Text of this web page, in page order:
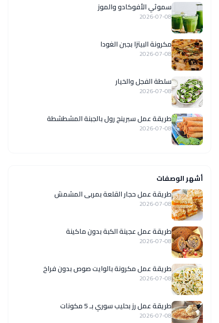
سموثي الأفوكادو والموز
2026-07-08
مكرونة البيتزا بجبن الغودا
2026-07-08
سلطة الفجل والخيار
2026-07-08
طريقة عمل سبرينج رول بالجبنة المشطشطة
2026-07-08
أشهر الوصفات
طريقة عمل حجار القلعة بمربى المشمش
2026-07-08
طريقة عمل عجينة الكبة بدون ماكينة
2026-07-08
طريقة عمل مكرونة بالوايت صوص بدون فراخ
2026-07-08
طريقة عمل رز بحليب سوري بـ 5 مكونات
2026-07-08